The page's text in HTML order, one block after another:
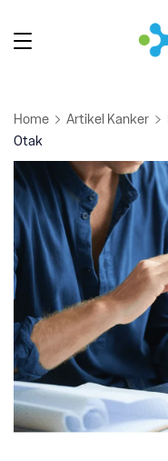
to
Home Artikel Kanker
Otak